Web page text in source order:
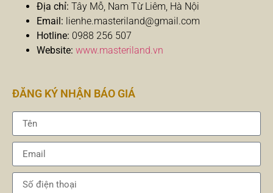
Địa chỉ: Tây Mỗ, Nam Từ Liêm, Hà Nội
Email: lienhe.masteriland@gmail.com
Hotline: 0988 256 507
Website: www.masteriland.vn
ĐĂNG KÝ NHẬN BÁO GIÁ